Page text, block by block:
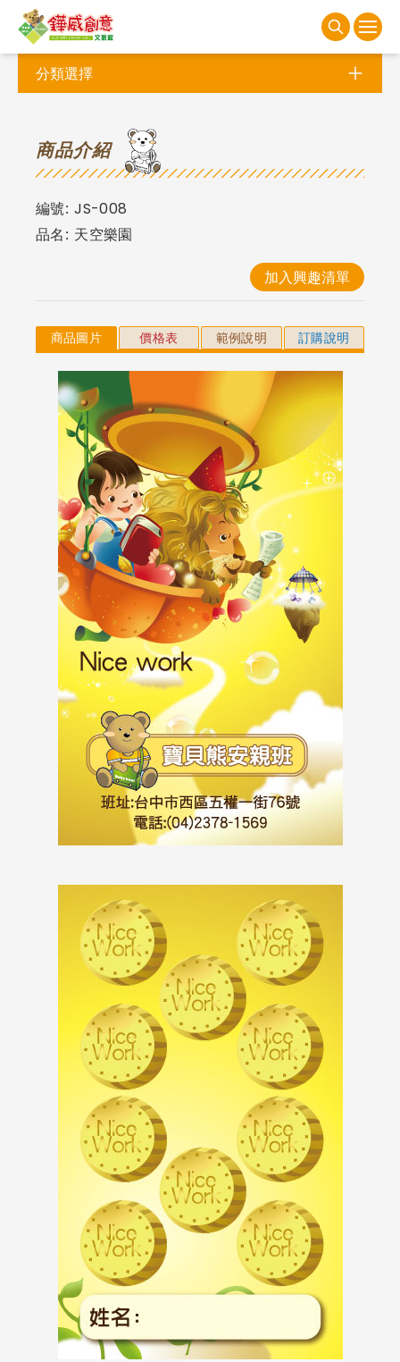
分類選擇
商品介紹
編號: JS-008
品名: 天空樂園
加入興趣清單
商品圖片 價格表 範例說明 訂購說明